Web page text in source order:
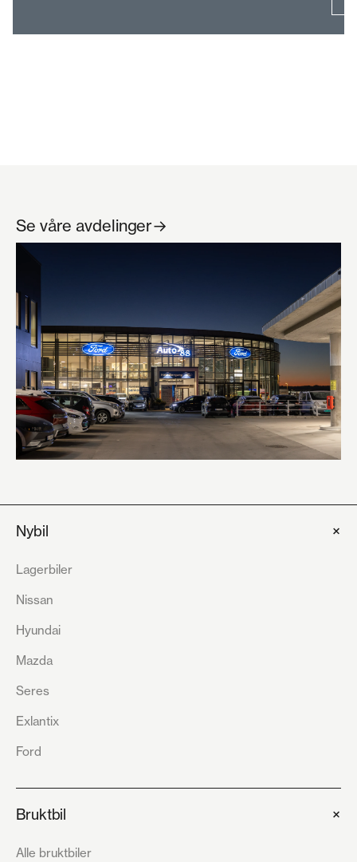
Se våre avdelinger→
Nybil +
Lagerbiler
Nissan
Hyundai
Mazda
Seres
Exlantix
Ford
Bruktbil +
Alle bruktbiler